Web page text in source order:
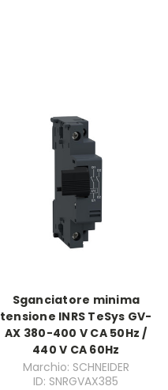
Sganciatore minima
tensione INRS TeSys GV-
AX 380-400 V CA 50Hz /
440 V CA 60Hz
Marchio: SCHNEIDER
ID: SNRGVAX385